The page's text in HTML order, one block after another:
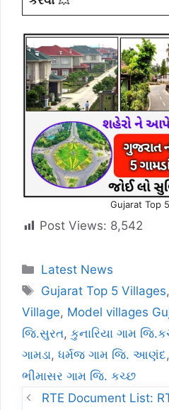
Gujarat Top
Post Views: 8,542
Categories
Latest News
Tags
Gujarat Top 5 Villages,
Village, Model villages
જિ.સુરત, કુનારિયા ગામ
ગામડા, ધર્મજ ગામ જિ. આણંદ,
ભીમાસર ગામ જિ. કચ્છ
RTE Document List: